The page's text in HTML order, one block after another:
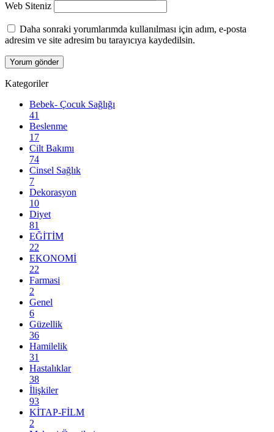
Web Siteniz
Daha sonraki yorumlarımda kullanılması için adım, e-posta
adresim ve site adresim bu tarayıcıya kaydedilsin.
Kategoriler
Bebek- Çocuk Sağlığı
41
Beslenme
17
Cilt Bakımı
74
Cinsel Sağlık
7
Dekorasyon
10
Diyet
81
EĞİTİM
22
EKONOMİ
22
Farmasi
2
Genel
6
Güzellik
36
Hamilelik
31
Hastalıklar
38
İlişkiler
93
KİTAP-FİLM
2